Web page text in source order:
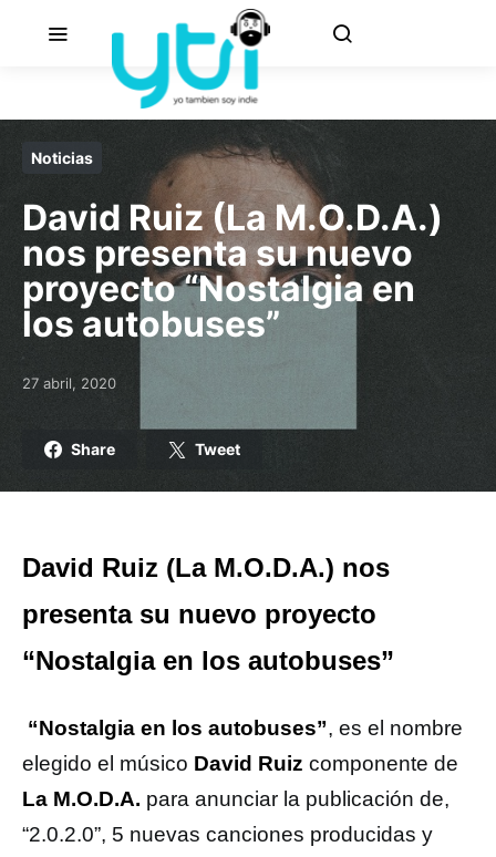
Noticias
David Ruiz (La M.O.D.A.)
nos presenta su nuevo
proyecto “Nostalgia en
los autobuses”
Posted on
27 abril, 2020
Share Tweet
David Ruiz (La M.O.D.A.) nos
presenta su nuevo proyecto
“Nostalgia en los autobuses”
“Nostalgia en los autobuses”, es el nombre
elegido el músico David Ruiz componente de
La M.O.D.A. para anunciar la publicación de,
“2.0.2.0”, 5 nuevas canciones producidas y